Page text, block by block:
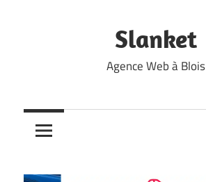
Slanket
Agence Web à Blois